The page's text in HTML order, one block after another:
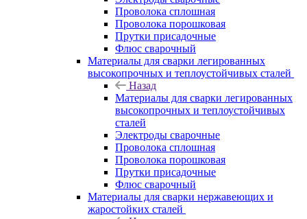
Проволока сплошная
Проволока порошковая
Прутки присадочные
Флюс сварочный
Материалы для сварки легированных
высокопрочных и теплоустойчивых сталей
Назад
Материалы для сварки легированных
высокопрочных и теплоустойчивых
сталей
Электроды сварочные
Проволока сплошная
Проволока порошковая
Прутки присадочные
Флюс сварочный
Материалы для сварки нержавеющих и
жаростойких сталей